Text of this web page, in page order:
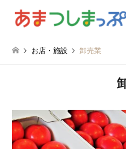
お店・施設 卸売業